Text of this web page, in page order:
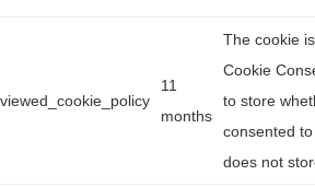
viewed_cookie_policy
11
months
The cookie
Cookie
to store
consented
does not